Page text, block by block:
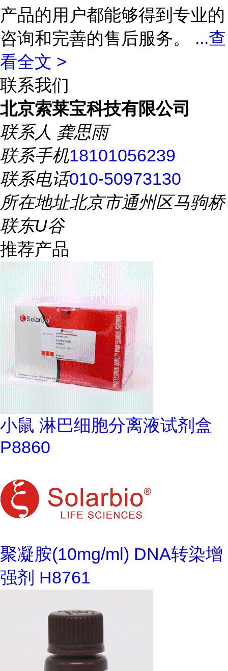
产品的用户都能够得到专业的
咨询和完善的售后服务。 ...查
看全文 >
联系我们
北京索莱宝科技有限公司
联系人 龚思雨
联系手机18101056239
联系电话010-50973130
所在地址北京市通州区马驹桥
联东U谷
推荐产品
小鼠 淋巴细胞分离液试剂盒
P8860
聚凝胺(10mg/ml) DNA转染增
强剂 H8761